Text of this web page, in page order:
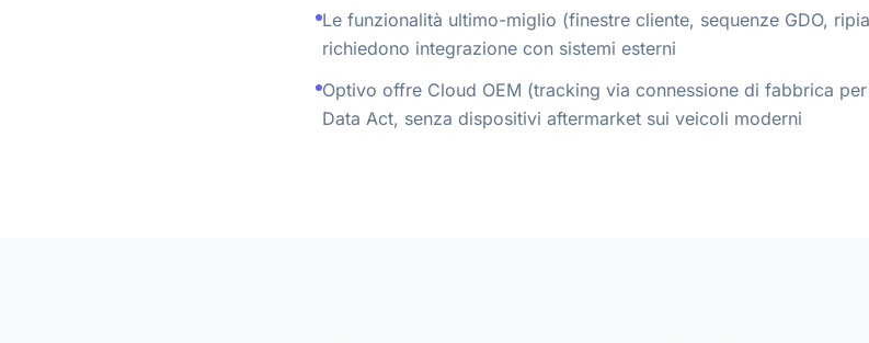
Le funzionalità ultimo-miglio (finestre cliente, sequenze GDO,
richiedono integrazione con sistemi esterni
Optivo offre Cloud OEM (tracking via connessione di fabbrica
Data Act, senza dispositivi aftermarket sui veicoli moderni